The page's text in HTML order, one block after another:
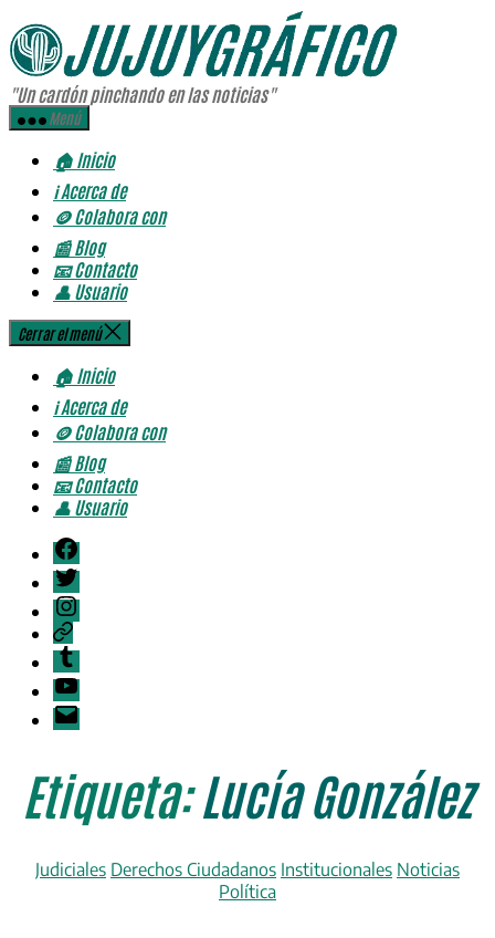
Saltar
al
contenido
"Un cardón pinchando en las noticias"
Menú
🏠 Inicio
ℹ️ Acerca de
🪙 Colabora con
📰 Blog
📧 Contacto
👤 Usuario
Cerrar el menú
🏠 Inicio
ℹ️ Acerca de
🪙 Colabora con
📰 Blog
📧 Contacto
👤 Usuario
Facebook
Twitter
Instagram
Telegram
Tumblr
YouTube
Correo
electrónico
Etiqueta: Lucía González
Categorías
Judiciales Derechos Ciudadanos Institucionales Noticias
Política